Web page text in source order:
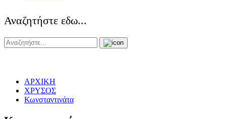
Αναζητήστε εδω...
ΑΡΧΙΚΗ
ΧΡΥΣΟΣ
Κωνσταντινάτα